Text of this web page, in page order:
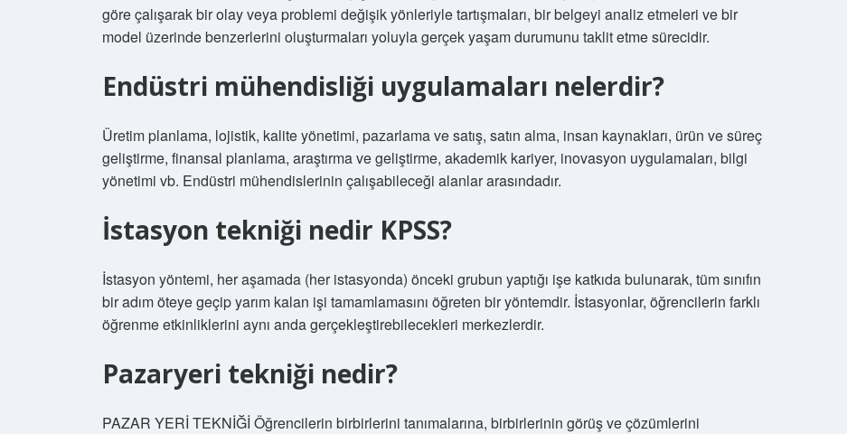
göre çalışarak bir olay veya problemi değişik yönleriyle tartışmaları, bir belgeyi analiz etmeleri ve bir
model üzerinde benzerlerini oluşturmaları yoluyla gerçek yaşam durumunu taklit etme sürecidir.
Endüstri mühendisliği uygulamaları nelerdir?
Üretim planlama, lojistik, kalite yönetimi, pazarlama ve satış, satın alma, insan kaynakları, ürün ve süreç
geliştirme, finansal planlama, araştırma ve geliştirme, akademik kariyer, inovasyon uygulamaları, bilgi
yönetimi vb. Endüstri mühendislerinin çalışabileceği alanlar arasındadır.
İstasyon tekniği nedir KPSS?
İstasyon yöntemi, her aşamada (her istasyonda) önceki grubun yaptığı işe katkıda bulunarak, tüm sınıfın
bir adım öteye geçip yarım kalan işi tamamlamasını öğreten bir yöntemdir. İstasyonlar, öğrencilerin farklı
öğrenme etkinliklerini aynı anda gerçekleştirebilecekleri merkezlerdir.
Pazaryeri tekniği nedir?
PAZAR YERİ TEKNİĞİ Öğrencilerin birbirlerini tanımalarına, birbirlerinin görüş ve çözümlerini